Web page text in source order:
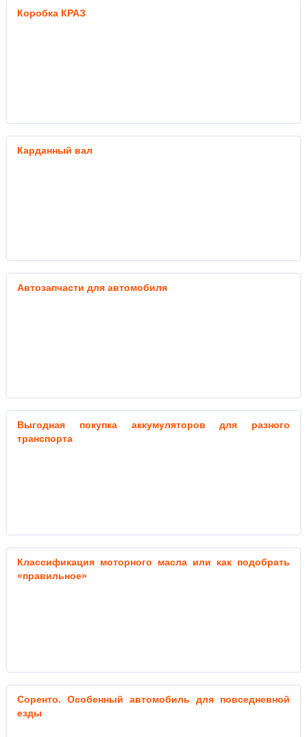
Коробка КРАЗ
Карданный вал
Автозапчасти для автомобиля
Выгодная покупка аккумуляторов для разного
транспорта
Классификация моторного масла или как подобрать
«правильное»
Соренто. Особенный автомобиль для повседневной
езды